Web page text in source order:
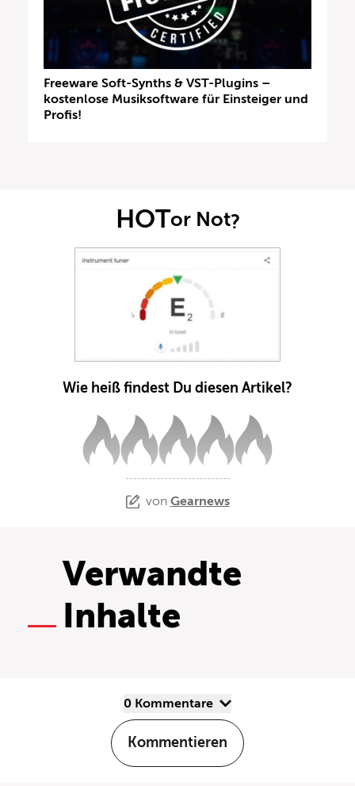
Freeware Soft-Synths & VST-Plugins –
kostenlose Musiksoftware für Einsteiger und
Profis!
HOTor Not?
Wie heiß findest Du diesen Artikel?
von Gearnews
Verwandte
Inhalte
0 Kommentare
Kommentieren